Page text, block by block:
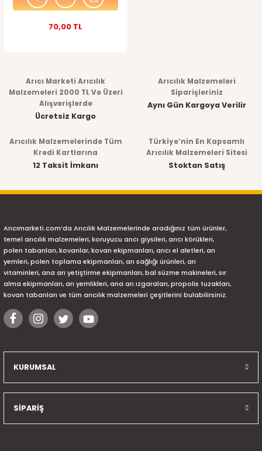
70,00 TL
Arıcı Marketi Arıcılık
Malzemeleri 2000 TL Ve Üzeri
Alışverişlerde
Ücretsiz Kargo
Arıcılık Malzemeleri
Siparişleriniz
Aynı Gün Kargoya Verilir
Arıcılık Malzemelerinde Tüm
Kredi Kartlarına
12 Taksit İmkanı
Türkiye’nin En Kapsamlı
Arıcılık Malzemeleri Sitesi
Stoktan Satış
Arıcımarketi.com’da Arıcılık Malzemelerinde aradığınız tüm ürünler,
temel arıcılık malzemeleri, koruyucu arıcı giysileri, arıcı körükleri,
polen tabanları, kovanlar, kovan ekipmanları, arıcı el aletleri, arı
yemleri, polen toplama ekipmanları, arı sağlığı ürünleri, arı
vitaminleri, ana arı yetiştirme ekipmanları, bal süzme makineleri, sır
alma ekipmanları, arı yemlikleri, ana arı ızgaraları, propolis tuzakları,
kovan tabanları ve tüm arıcılık malzemeleri çeşitlerini bulabilirsiniz.
KURUMSAL
SİPARİŞ